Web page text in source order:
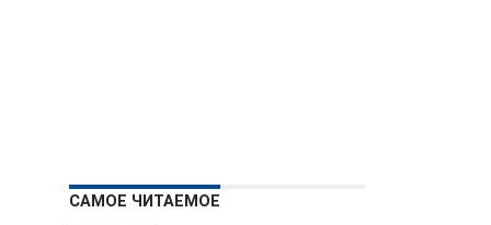
САМОЕ ЧИТАЕМОЕ